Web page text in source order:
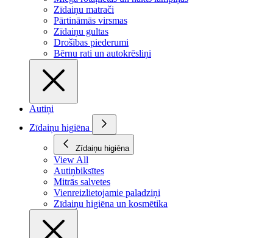
Zīdaiņu matrači
Pārtināmās virsmas
Zīdaiņu gultas
Drošības piederumi
Bērnu rati un autokrēsliņi
Autiņi
Zīdaiņu higiēna
Zīdaiņu higiēna
View All
Autiņbiksītes
Mitrās salvetes
Vienreizlietojamie paladziņi
Zīdaiņu higiēna un kosmētika